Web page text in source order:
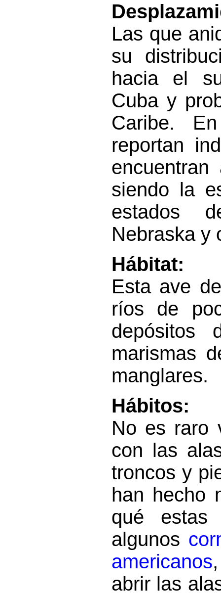
Las que
su
hacia el
Cuba y
Caribe.
reportan
siendo la
estados
Nebraska y
Hábitat:
Esta ave
ríos de
depósitos
marismas
manglares.
Hábitos:
No es raro
con las
troncos y
han hecho
qué estas
algunos
americanos
abrir las